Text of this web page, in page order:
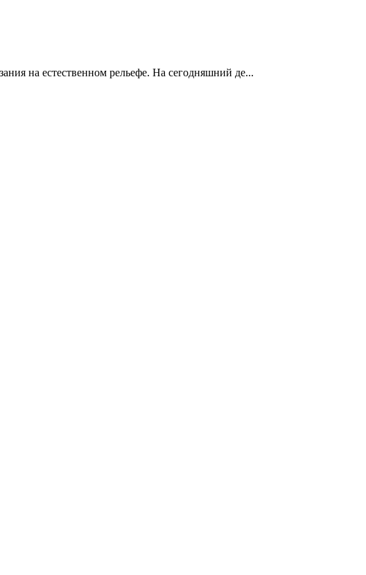
на естественном рельефе. На сегодняшний де...